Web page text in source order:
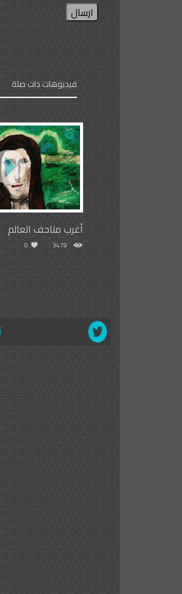
ارسال
فيديوهات ذات صلة
أغرب متاحف العالم
3479
0